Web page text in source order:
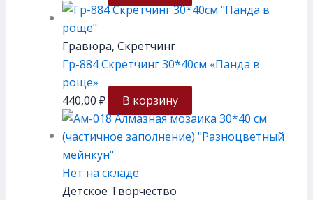
Гравюра, Скретчинг
Гр-884 Скретчинг 30*40см «Панда в
роще»
440,00 ₽ В корзину
Нет на складе
Детское Творчество